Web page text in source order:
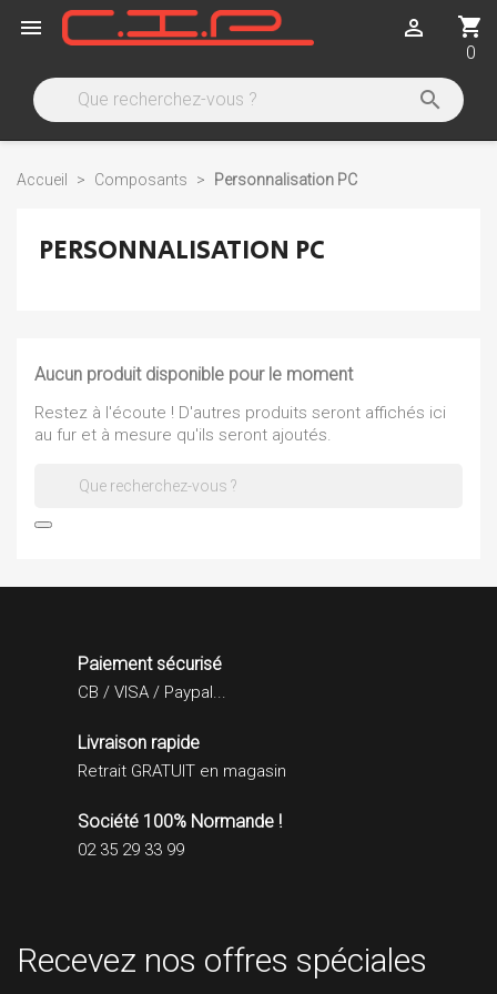
 shopping_cart
0


Accueil Composants Personnalisation PC
PERSONNALISATION PC
Aucun produit disponible pour le moment
Restez à l'écoute ! D'autres produits seront affichés ici
au fur et à mesure qu'ils seront ajoutés.
Paiement sécurisé
CB / VISA / Paypal...
Livraison rapide
Retrait GRATUIT en magasin
Société 100% Normande !
02 35 29 33 99
Recevez nos offres spéciales